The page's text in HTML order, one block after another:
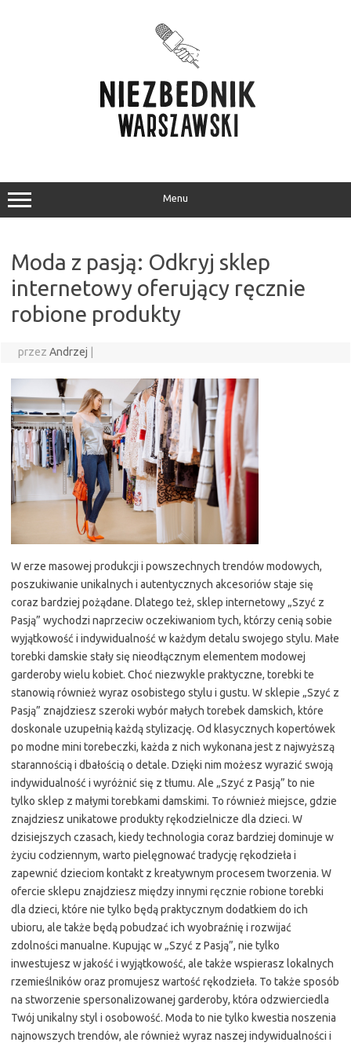
Menu
Moda z pasją: Odkryj sklep
internetowy oferujący ręcznie
robione produkty
przez Andrzej
W erze masowej produkcji i powszechnych trendów modowych,
poszukiwanie unikalnych i autentycznych akcesoriów staje się
coraz bardziej pożądane. Dlatego też, sklep internetowy „Szyć z
Pasją” wychodzi naprzeciw oczekiwaniom tych, którzy cenią sobie
wyjątkowość i indywidualność w każdym detalu swojego stylu. Małe
torebki damskie stały się nieodłącznym elementem modowej
garderoby wielu kobiet. Choć niezwykle praktyczne, torebki te
stanowią również wyraz osobistego stylu i gustu. W sklepie „Szyć z
Pasją” znajdziesz szeroki wybór małych torebek damskich, które
doskonale uzupełnią każdą stylizację. Od klasycznych kopertówek
po modne mini torebeczki, każda z nich wykonana jest z najwyższą
starannością i dbałością o detale. Dzięki nim możesz wyrazić swoją
indywidualność i wyróżnić się z tłumu. Ale „Szyć z Pasją” to nie
tylko sklep z małymi torebkami damskimi. To również miejsce, gdzie
znajdziesz unikatowe produkty rękodzielnicze dla dzieci. W
dzisiejszych czasach, kiedy technologia coraz bardziej dominuje w
życiu codziennym, warto pielęgnować tradycję rękodzieła i
zapewnić dzieciom kontakt z kreatywnym procesem tworzenia. W
ofercie sklepu znajdziesz między innymi ręcznie robione torebki
dla dzieci, które nie tylko będą praktycznym dodatkiem do ich
ubioru, ale także będą pobudzać ich wyobraźnię i rozwijać
zdolności manualne. Kupując w „Szyć z Pasją”, nie tylko
inwestujesz w jakość i wyjątkowość, ale także wspierasz lokalnych
rzemieślników oraz promujesz wartość rękodzieła. To także sposób
na stworzenie spersonalizowanej garderoby, która odzwierciedla
Twój unikalny styl i osobowość. Moda to nie tylko kwestia noszenia
najnowszych trendów, ale również wyraz naszej indywidualności i